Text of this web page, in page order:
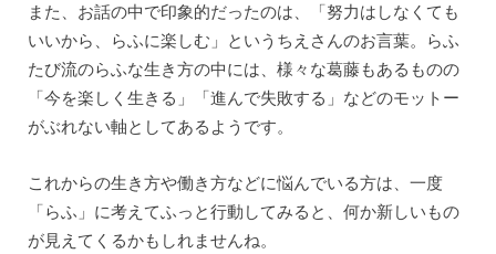
また、お話の中で印象的だったのは、「努力はしなくても
いいから、らふに楽しむ」というちえさんのお言葉。らふ
たび流のらふな生き方の中には、様々な葛藤もあるものの
「今を楽しく生きる」「進んで失敗する」などのモットー
がぶれない軸としてあるようです。
これからの生き方や働き方などに悩んでいる方は、一度
「らふ」に考えてふっと行動してみると、何か新しいもの
が見えてくるかもしれませんね。